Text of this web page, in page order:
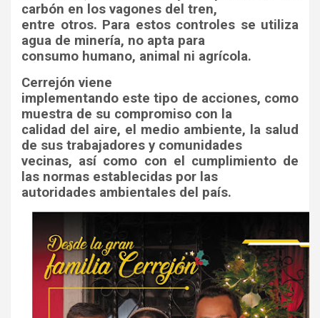
carbón en los vagones del tren,
entre otros. Para estos controles se utiliza
agua de minería, no apta para
consumo humano, animal ni agrícola.
Cerrejón viene
implementando este tipo de acciones, como
muestra de su compromiso con la
calidad del aire, el medio ambiente, la salud
de sus trabajadores y comunidades
vecinas, así como con el cumplimiento de
las normas establecidas por las
autoridades ambientales del país.